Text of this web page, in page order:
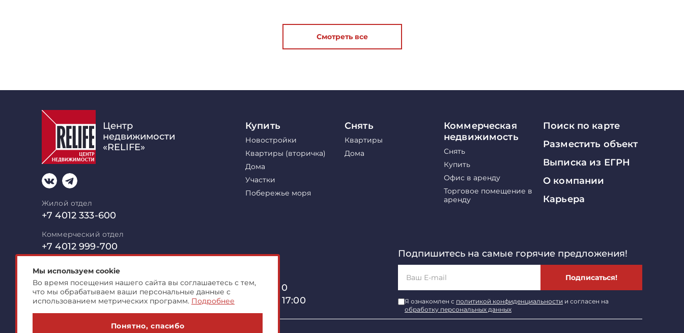
Смотреть все
Центр
недвижимости
«RELIFE»
Жилой отдел
+7 4012 333-600
Коммерческий отдел
+7 4012 999-700
mail@relife-realty.ru
236006 Калининград,Московский пр-т, 40, оф. 510
Офис открыт пн-пт с 09:00 до 18:00, сб с 10:00 до 17:00
Купить
Новостройки
Квартиры (вторичка)
Дома
Участки
Побережье моря
Снять
Квартиры
Дома
Коммерческая
недвижимость
Снять
Купить
Офис в аренду
Торговое помещение в
аренду
Поиск по карте
Разместить объект
Выписка из ЕГРН
О компании
Карьера
Подпишитесь на самые горячие предложения!
Подписаться!
Я ознакомлен с политикой конфиденциальности и согласен на
обработку персональных данных
Мы используем cookie
Во время посещения нашего сайта вы соглашаетесь с тем,
что мы обрабатываем ваши персональные данные с
использованием метрических программ. Подробнее
Понятно, спасибо